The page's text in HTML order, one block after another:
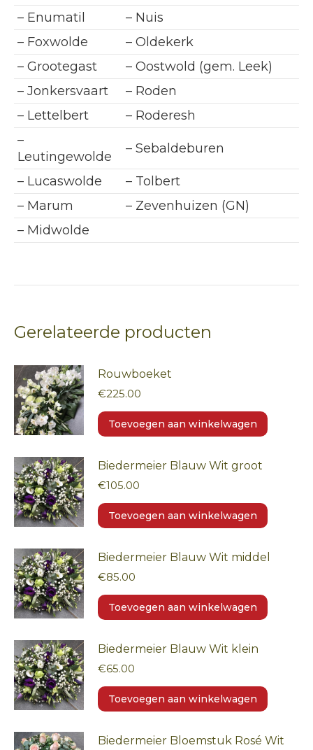
– Enumatil
– Nuis
– Foxwolde
– Oldekerk
– Grootegast
– Oostwold (gem. Leek)
– Jonkersvaart
– Roden
– Lettelbert
– Roderesh
–
Leutingewolde
– Sebaldeburen
– Lucaswolde
– Tolbert
– Marum
– Zevenhuizen (GN)
– Midwolde
Gerelateerde producten
Rouwboeket
€225.00
Toevoegen aan winkelwagen
Biedermeier Blauw Wit groot
€105.00
Toevoegen aan winkelwagen
Biedermeier Blauw Wit middel
€85.00
Toevoegen aan winkelwagen
Biedermeier Blauw Wit klein
€65.00
Toevoegen aan winkelwagen
Biedermeier Bloemstuk Rosé Wit